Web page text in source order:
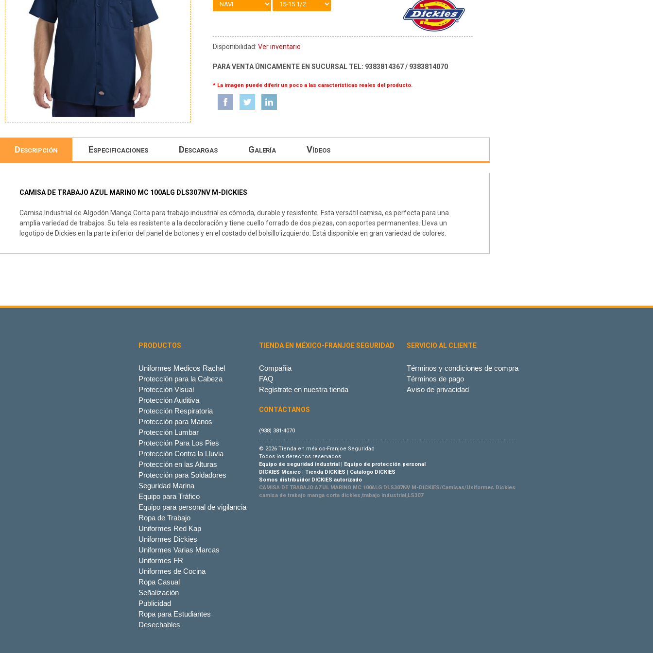
Disponibilidad:Ver inventario
PARA VENTA ÚNICAMENTE EN SUCURSAL TEL: 9383814367 / 9383814070
* La imagen puede diferir un poco a las características reales del producto.
Descripción Especificaciones Descargas Galería Vídeos
CAMISA DE TRABAJO AZUL MARINO MC 100ALG DLS307NV M-DICKIES
Camisa Industrial de Algodón Manga Corta para trabajo industrial es cómoda, durable y resistente. Esta versátil camisa, es perfecta para una
amplia variedad de trabajos. Su tela es resistente a la decoloración y tiene cuello forrado de dos piezas, con soportes permanentes. Lleva un
logotipo de Dickies en la parte inferior del panel de botones y en el costado del bolsillo izquierdo. Está disponible en gran variedad de colores.
PRODUCTOS
Uniformes Medicos Rachel
Protección para la Cabeza
Protección Visual
Protección Auditiva
Protección Respiratoria
Protección para Manos
Protección Lumbar
Protección Para Los Pies
Protección Contra la Lluvia
Protección en las Alturas
Protección para Soldadores
Seguridad Marina
Equipo para Tráfico
Equipo para personal de vigilancia
Ropa de Trabajo
Uniformes Red Kap
Uniformes Dickies
Uniformes Varias Marcas
Uniformes FR
Uniformes de Cocina
Ropa Casual
Señalización
Publicidad
Ropa para Estudiantes
Desechables
TIENDA EN MÉXICO-FRANJOE SEGURIDAD
Compañia
FAQ
Regístrate en nuestra tienda
SERVICIO AL CLIENTE
Términos y condiciones de compra
Términos de pago
Aviso de privacidad
CONTÁCTANOS
(938) 381-4070
© 2026 Tienda en méxico-Franjoe Seguridad
Todos los derechos reservados
Equipo de seguridad industrial| Equipo de protección personal
DICKIES México| Tienda DICKIES | Catálogo DICKIES
Somos distribuidor DICKIES autorizado
CAMISA DE TRABAJO AZUL MARINO MC 100ALG DLS307NV M-DICKIES/Camisas/Uniformes Dickies
camisa de trabajo manga corta dickies,trabajo industrial,LS307